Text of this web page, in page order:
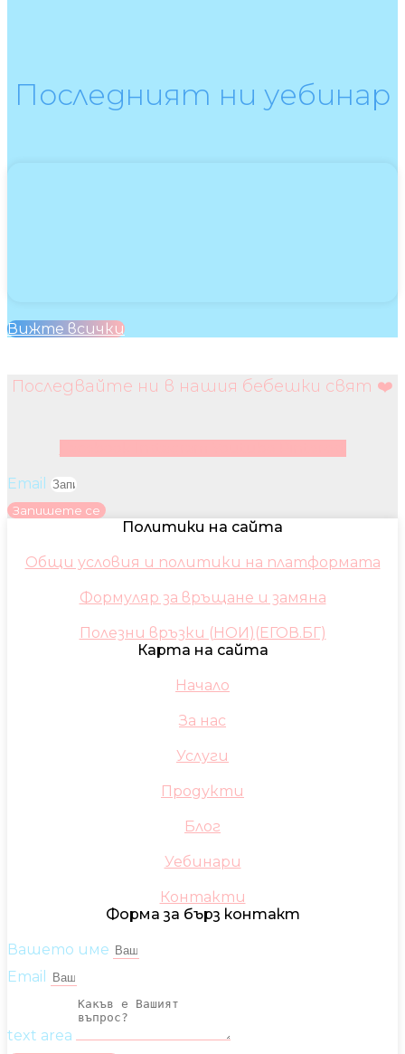
Последният ни уебинар
Вижте всички
Последвайте ни в нашия бебешки свят ❤️
Email
Запишете се
Политики на сайта
Общи условия и политики на платформата
Формуляр за връщане и замяна
Полезни връзки (НОИ)(ЕГОВ.БГ)
Карта на сайта
Начало
За нас
Услуги
Продукти
Блог
Уебинари
Контакти
Форма за бърз контакт
Вашето име
Email
text area